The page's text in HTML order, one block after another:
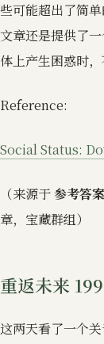
些可能超出了简
文章还是提供了
体上产生困惑时，
Reference:
Social Status:
（来源于参考答
章，宝藏群组）
重返未来
这两天看了一个